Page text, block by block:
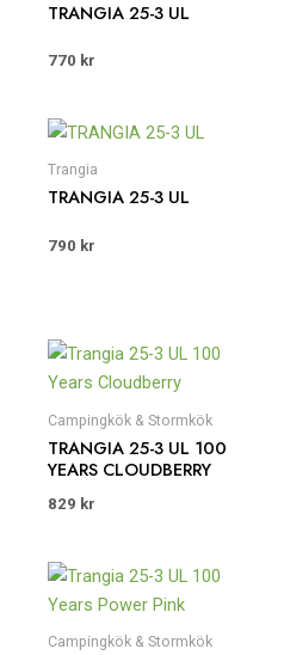
TRANGIA 25-3 UL
770 kr
Trangia
TRANGIA 25-3 UL
790 kr
Campingkök & Stormkök
TRANGIA 25-3 UL 100
YEARS CLOUDBERRY
829 kr
Campingkök & Stormkök